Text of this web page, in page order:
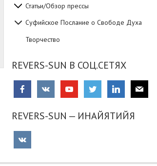
Статьи/Обзор прессы
Суфийское Послание о Свободе Духа
Творчество
REVERS-SUN В СОЦ.СЕТЯХ
REVERS-SUN — ИНАЙЯТИЙЯ